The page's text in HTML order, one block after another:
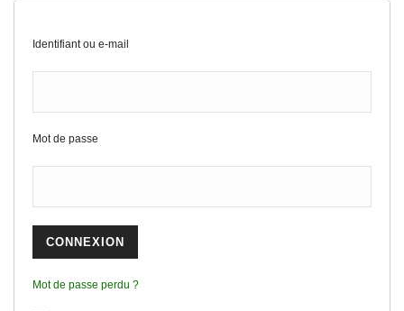
Identifiant ou e-mail
Mot de passe
Mot de passe perdu ?